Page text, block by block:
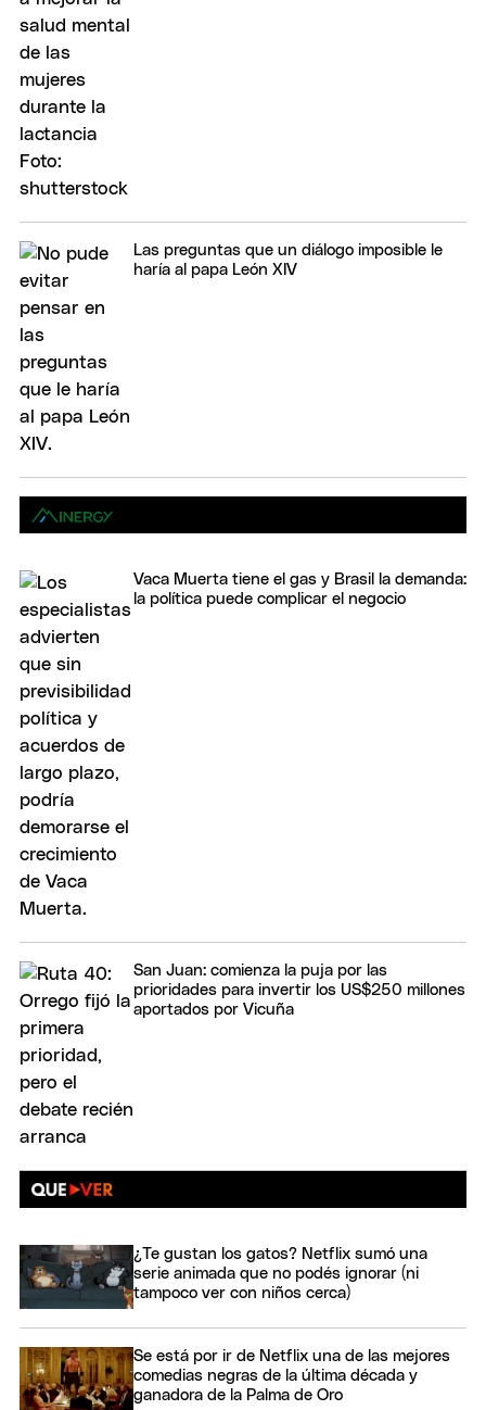
Las preguntas que un diálogo imposible le
haría al papa León XIV
Vaca Muerta tiene el gas y Brasil la demanda:
la política puede complicar el negocio
San Juan: comienza la puja por las
prioridades para invertir los US$250 millones
aportados por Vicuña
¿Te gustan los gatos? Netflix sumó una
serie animada que no podés ignorar (ni
tampoco ver con niños cerca)
Se está por ir de Netflix una de las mejores
comedias negras de la última década y
ganadora de la Palma de Oro